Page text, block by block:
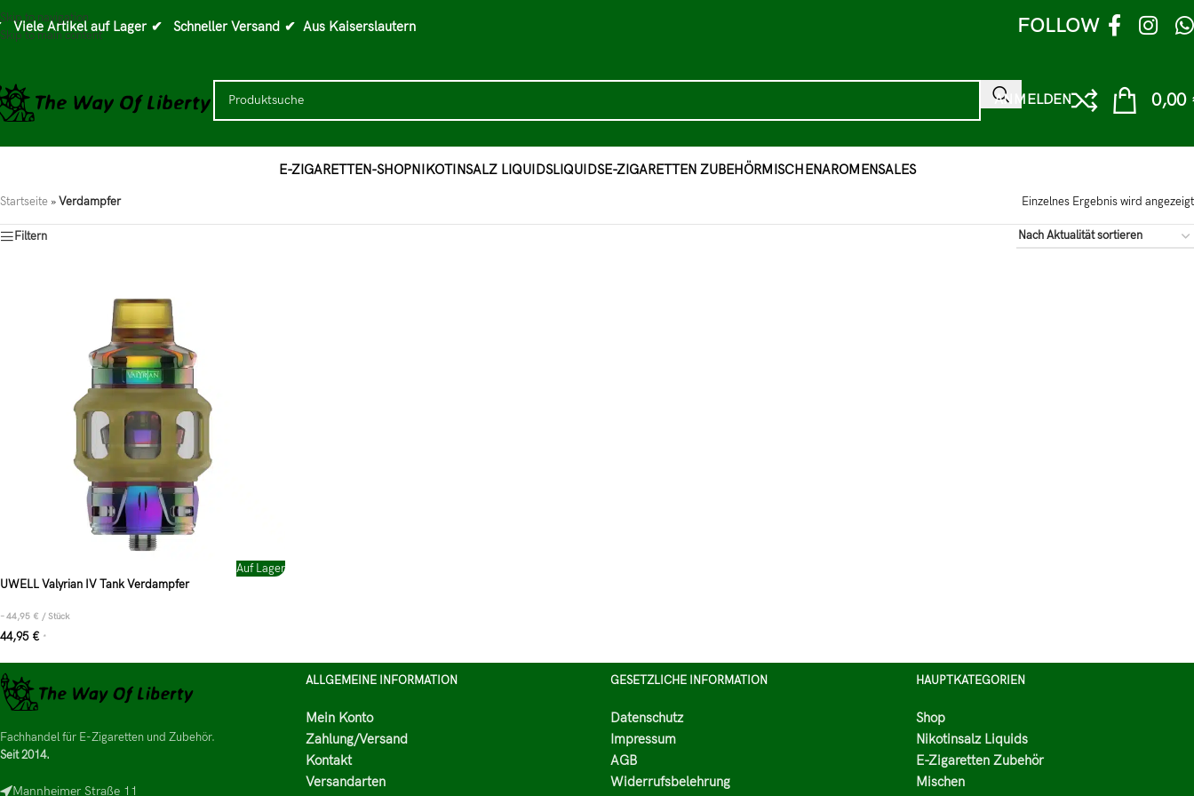
Skip to navigation
Skip to main content
Viele Artikel auf Lager ✔ Schneller Versand ✔ Aus Kaiserslautern FOLLOW
ANMELDEN 0,00
E-ZIGARETTEN-SHOPNIKOTINSALZ LIQUIDSLIQUIDSE-ZIGARETTEN ZUBEHÖRMISCHENAROMENSALES
Startseite »Verdampfer Einzelnes Ergebnis wird angezeigt
Filtern
Auf Lager
UWELL Valyrian IV Tank Verdampfer
–44,95 € /Stück
44,95 € *
Fachhandel für E-Zigaretten und Zubehör.
Seit 2014.
Mannheimer Straße 11
ALLGEMEINE INFORMATION
Mein Konto
Zahlung/Versand
Kontakt
Versandarten
GESETZLICHE INFORMATION
Datenschutz
Impressum
AGB
Widerrufsbelehrung
HAUPTKATEGORIEN
Shop
Nikotinsalz Liquids
E-Zigaretten Zubehör
Mischen